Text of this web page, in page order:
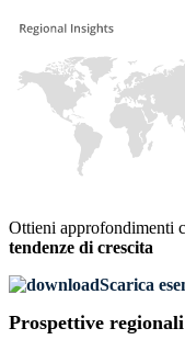
Ottieni approfondimenti
tendenze di crescita
Scarica
Prospettive